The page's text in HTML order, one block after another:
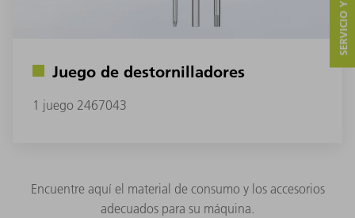
Juego de destornilladores
1 juego 2467043
Encuentre aquí el material de consumo y los accesorios
adecuados para su máquina.